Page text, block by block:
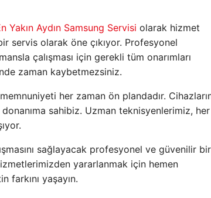
Yakın Aydın Samsung Servisi olarak hizmet
servis olarak öne çıkıyor. Profesyonel
çalışması için gerekli tüm onarımları
zaman kaybetmezsiniz.
her zaman ön plandadır.
sahibiz. Uzman teknisyenlerimiz,
sağlayacak profesyonel ve güvenilir bir
yararlanmak için hemen
farkını yaşayın.